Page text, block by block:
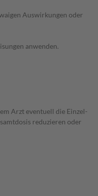
Auswirkungen oder
anwenden.
Arzt eventuell die Einzel-
reduzieren oder